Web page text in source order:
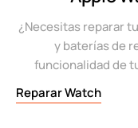
¿Necesitas reparar
y baterías de
funcionalidad de
Reparar Watch